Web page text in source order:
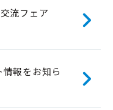
流フェア
報をお知ら